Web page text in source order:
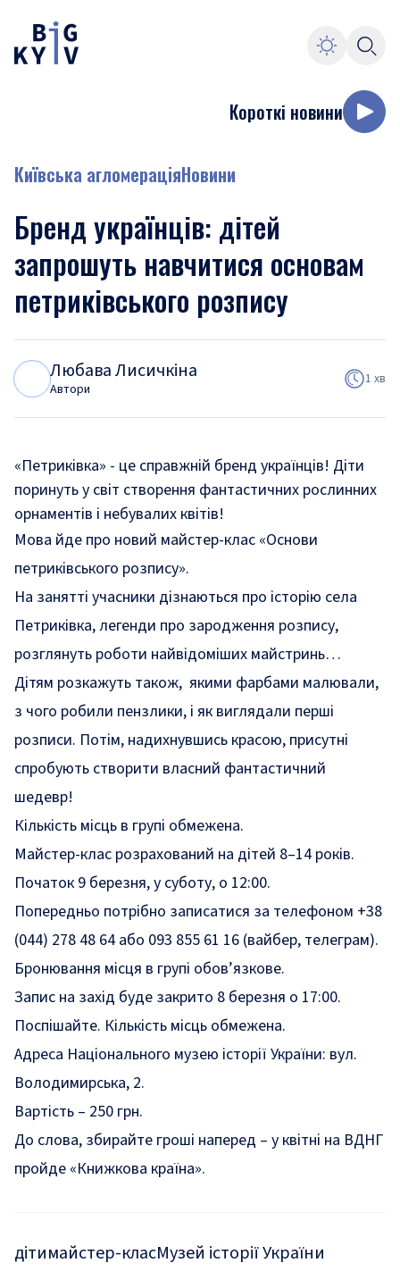
Короткі новини
Київська агломераціяНовини
Бренд українців: дітей
запрошуть навчитися основам
петриківського розпису
Любава Лисичкіна
Автори
1 хв
«Петриківка» - це справжній бренд українців! Діти
поринуть у світ створення фантастичних рослинних
орнаментів і небувалих квітів!
Мова йде про новий майстер-клас «Основи
петриківського розпису».
На занятті учасники дізнаються про історію села
Петриківка, легенди про зародження розпису,
розглянуть роботи найвідоміших майстринь…
Дітям розкажуть також, якими фарбами малювали,
з чого робили пензлики, і як виглядали перші
розписи. Потім, надихнувшись красою, присутні
спробують створити власний фантастичний
шедевр!
Кількість місць в групі обмежена.
Майстер-клас розрахований на дітей 8–14 років.
Початок 9 березня, у суботу, о 12:00.
Попередньо потрібно записатися за телефоном +38
(044) 278 48 64 або 093 855 61 16 (вайбер, телеграм).
Бронювання місця в групі обов’язкове.
Запис на захід буде закрито 8 березня о 17:00.
Поспішайте. Кількість місць обмежена.
Адреса Національного музею історії України: вул.
Володимирська, 2.
Вартість – 250 грн.
До слова, збирайте гроші наперед – у квітні на ВДНГ
пройде «Книжкова країна».
дітимайстер-класМузей історії України